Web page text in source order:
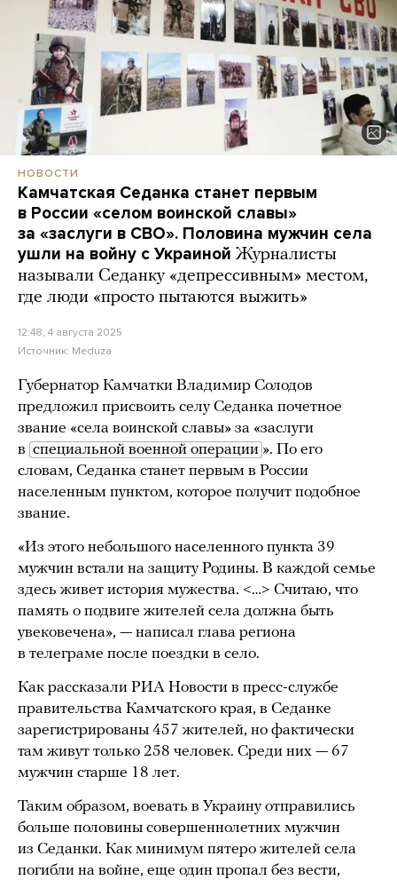
НОВОСТИ
Камчатская Седанка станет первым
в России «селом воинской славы»
за «заслуги в СВО». Половина мужчин села
ушли на войну с Украиной Журналисты
называли Седанку «депрессивным» местом,
где люди «просто пытаются выжить»
12:48, 4 августа 2025
Источник: Meduza
Губернатор Камчатки Владимир Солодов
предложил присвоить селу Седанка почетное
звание «села воинской славы» за «заслуги
в специальной военной операции ». По его
словам, Седанка станет первым в России
населенным пунктом, которое получит подобное
звание.
«Из этого небольшого населенного пункта 39
мужчин встали на защиту Родины. В каждой семье
здесь живет история мужества. <…> Считаю, что
память о подвиге жителей села должна быть
увековечена», — написал глава региона
в телеграме после поездки в село.
Как рассказали РИА Новости в пресс-службе
правительства Камчатского края, в Седанке
зарегистрированы 457 жителей, но фактически
там живут только 258 человек. Среди них — 67
мужчин старше 18 лет.
Таким образом, воевать в Украину отправились
больше половины совершеннолетних мужчин
из Седанки. Как минимум пятеро жителей села
погибли на войне, еще один пропал без вести,